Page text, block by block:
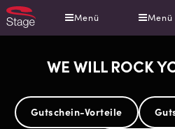
Direkt
zum
Menü Menü
WE WILL ROCK
Gutschein-Vorteile